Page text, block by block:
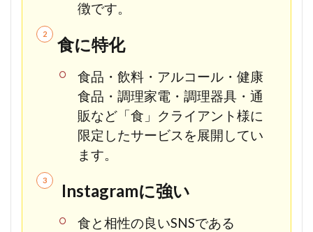
徴です。
食に特化
食品・飲料・アルコール・健康
食品・調理家電・調理器具・通
販など「食」クライアント様に
限定したサービスを展開してい
ます。
Instagramに強い
食と相性の良いSNSである